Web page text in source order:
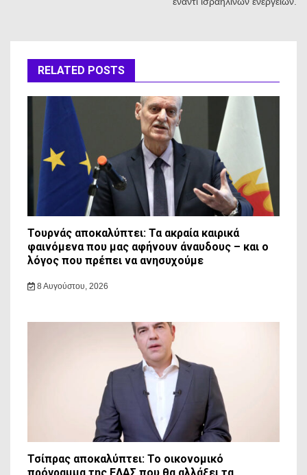
RELATED POSTS
Τουρνάς αποκαλύπτει: Τα ακραία καιρικά
φαινόμενα που μας αφήνουν άναυδους – και ο
λόγος που πρέπει να ανησυχούμε
8 Αυγούστου, 2026
Τσίπρας αποκαλύπτει: Το οικονομικό